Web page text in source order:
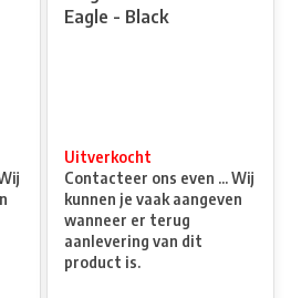
Eagle - Black
Uitverkocht
Contacteer ons even ... Wij
kunnen je vaak aangeven
wanneer er terug
aanlevering van dit
product is.